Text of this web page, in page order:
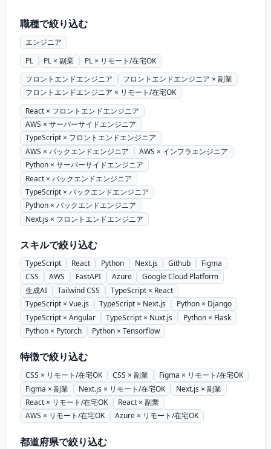
職種で絞り込む
エンジニア
PL
PL × 副業
PL × リモート/在宅OK
フロントエンドエンジニア
フロントエンドエンジニア × 副業
フロントエンドエンジニア × リモート/在宅OK
React × フロントエンドエンジニア
AWS × サーバーサイドエンジニア
TypeScript × フロントエンドエンジニア
AWS × バックエンドエンジニア
AWS × インフラエンジニア
Python × サーバーサイドエンジニア
React × バックエンドエンジニア
TypeScript × バックエンドエンジニア
Python × バックエンドエンジニア
Next.js × フロントエンドエンジニア
スキルで絞り込む
TypeScript React Python Next.js Github
Figma
CSS
AWS FastAPI Azure
Google Cloud Platform
生成AI
Tailwind CSS
TypeScript × React
TypeScript × Vue.js
TypeScript × Next.js
Python × Django
TypeScript × Angular
TypeScript × Nuxt.js
Python × Flask
Python × Pytorch
Python × Tensorflow
特徴で絞り込む
CSS × リモート/在宅OK CSS × 副業
Figma × リモート/在宅OK
Figma × 副業
Next.js × リモート/在宅OK
Next.js × 副業
React × リモート/在宅OK
React × 副業
AWS × リモート/在宅OK
Azure × リモート/在宅OK
都道府県で絞り込む